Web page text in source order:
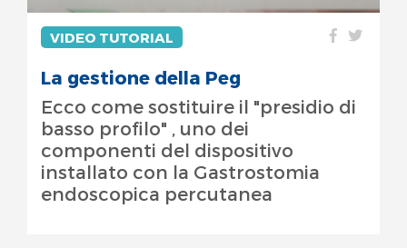
VIDEO TUTORIAL
La gestione della Peg
Ecco come sostituire il "presidio di
basso profilo" , uno dei
componenti del dispositivo
installato con la Gastrostomia
endoscopica percutanea